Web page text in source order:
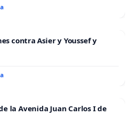
contra Asier y Youssef y
la Avenida Juan Carlos I de